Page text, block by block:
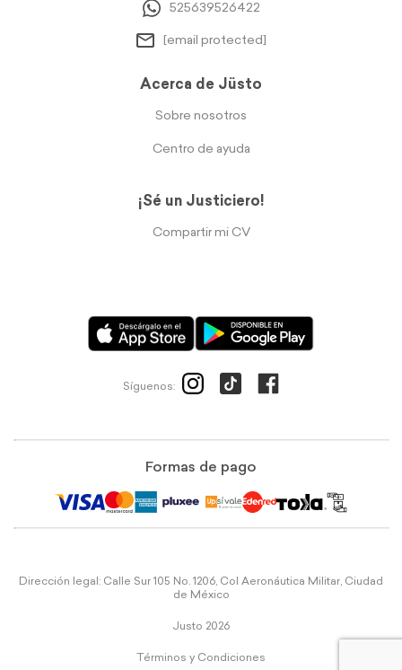
525639526422
[email protected]
Acerca de Jüsto
Sobre nosotros
Centro de ayuda
¡Sé un Justiciero!
Compartir mi CV
Síguenos:
Formas de pago
Dirección legal: Calle Sur 105 No. 1206, Col Aeronáutica Militar, Ciudad
de México
Justo 2026
Términos y Condiciones